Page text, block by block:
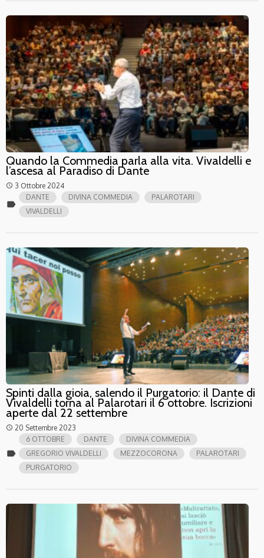
Quando la Commedia parla alla vita. Vivaldelli e
l’ascesa al Paradiso di Dante
access_time 3 Ottobre 2024
label
DANTE DIVINA COMMEDIA
PALAROTARI
VIVALDELLI
Spinti dalla gioia, salendo il Purgatorio: il Dante di
Vivaldelli torna al Palarotari il 6 ottobre. Iscrizioni
aperte dal 22 settembre
access_time 20 Settembre 2023
label
6 OTTOBRE DANTE
DIVINA COMMEDIA
GREGORIO VIVALDELLI
MEZZOCORONA
PALAROTARI
PURGATORIO